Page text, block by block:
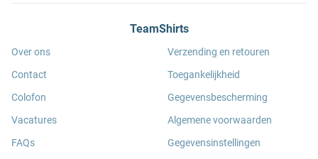
TeamShirts
Over ons
Contact
Colofon
Vacatures
FAQs
Verzending en retouren
Toegankelijkheid
Gegevensbescherming
Algemene voorwaarden
Gegevensinstellingen